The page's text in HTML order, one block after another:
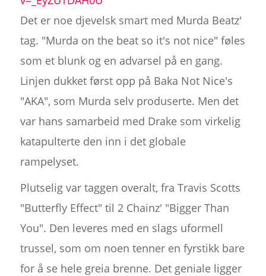
Det er noe djevelsk smart med Murda Beatz'
tag. "Murda on the beat so it's not nice" føles
som et blunk og en advarsel på en gang.
Linjen dukket først opp på Baka Not Nice's
"AKA", som Murda selv produserte. Men det
var hans samarbeid med Drake som virkelig
katapulterte den inn i det globale
rampelyset.
Plutselig var taggen overalt, fra Travis Scotts
"Butterfly Effect" til 2 Chainz' "Bigger Than
You". Den leveres med en slags uformell
trussel, som om noen tenner en fyrstikk bare
for å se hele greia brenne. Det geniale ligger